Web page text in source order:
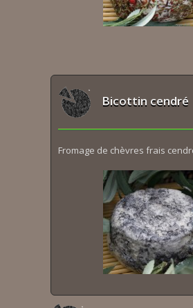
Bicottin cendré
Fromage de chèvres frais